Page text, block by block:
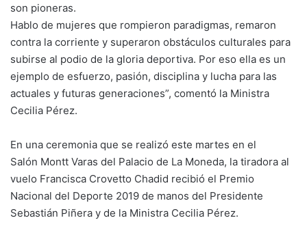
son pioneras.
Hablo de mujeres que rompieron paradigmas, remaron
contra la corriente y superaron obstáculos culturales para
subirse al podio de la gloria deportiva. Por eso ella es un
ejemplo de esfuerzo, pasión, disciplina y lucha para las
actuales y futuras generaciones”, comentó la Ministra
Cecilia Pérez.
En una ceremonia que se realizó este martes en el
Salón Montt Varas del Palacio de La Moneda, la tiradora al
vuelo Francisca Crovetto Chadid recibió el Premio
Nacional del Deporte 2019 de manos del Presidente
Sebastián Piñera y de la Ministra Cecilia Pérez.